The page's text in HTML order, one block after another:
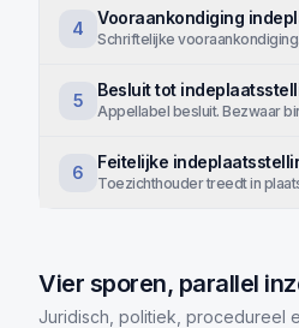
4 Vooraankondiging
Schriftelijke
5 Besluit tot
Appellabel besluit. Bezwaar
6 Feitelijke
Toezichthouder treedt in
Vier sporen, parallel
Juridisch, politiek, procedureel